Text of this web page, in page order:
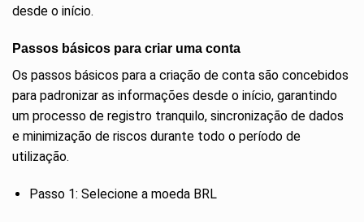
desde o início.
Passos básicos para criar uma conta
Os passos básicos para a criação de conta são concebidos
para padronizar as informações desde o início, garantindo
um processo de registro tranquilo, sincronização de dados
e minimização de riscos durante todo o período de
utilização.
Passo 1: Selecione a moeda BRL